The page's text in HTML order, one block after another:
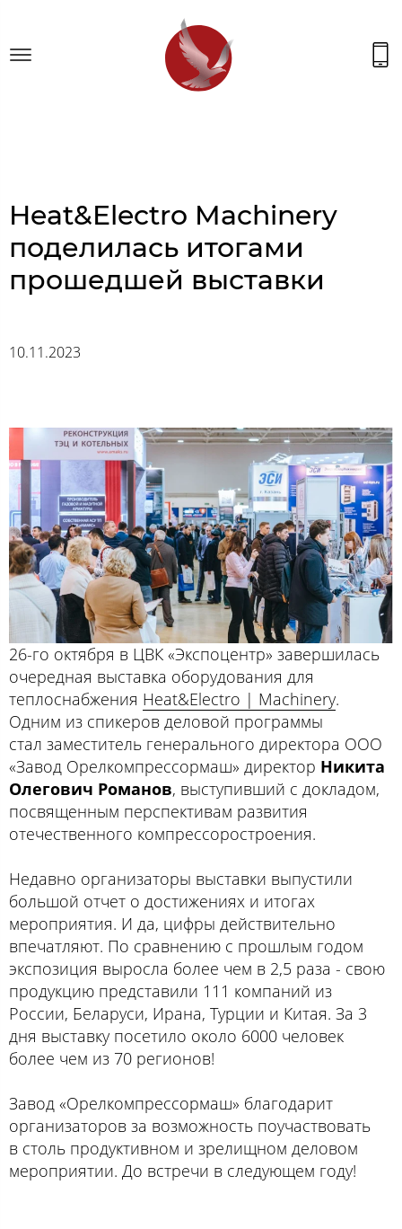
Heat&Electro Machinery
поделилась итогами
прошедшей выставки
10.11.2023
26-го октября в ЦВК «Экспоцентр» завершилась
очередная выставка оборудования для
теплоснабжения Heat&Electro | Machinery.
Одним из спикеров деловой программы
стал заместитель генерального директора ООО
«Завод Орелкомпрессормаш» директор Никита
Олегович Романов, выступивший с докладом,
посвященным перспективам развития
отечественного компрессоростроения.
Недавно организаторы выставки выпустили
большой отчет о достижениях и итогах
мероприятия. И да, цифры действительно
впечатляют. По сравнению с прошлым годом
экспозиция выросла более чем в 2,5 раза - свою
продукцию представили 111 компаний из
России, Беларуси, Ирана, Турции и Китая. За 3
дня выставку посетило около 6000 человек
более чем из 70 регионов!
Завод «Орелкомпрессормаш» благодарит
организаторов за возможность поучаствовать
в столь продуктивном и зрелищном деловом
мероприятии. До встречи в следующем году!